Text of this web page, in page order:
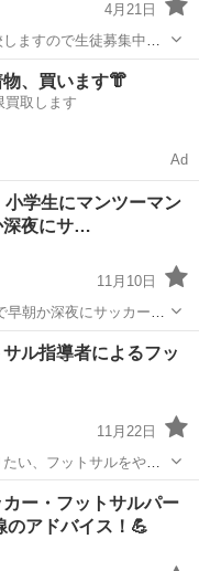
4月21日
ますので生徒募集中で
ArtiSTAREが運営。フリ
トレーニングプログラ
物、買います👘
買取します
Ad
学生にマンツーマン
深夜にサ…
11月10日
早朝か深夜にサッカーの
。 できれば、フリース
か、場合によっては夜
グ
ル指導者によるフッ
11月22日
い、フットサルをやり
フットサルスクール始
下さい。 ホームペ
フットサルスクール
ー・フットサルパー
のアドバイス！💪